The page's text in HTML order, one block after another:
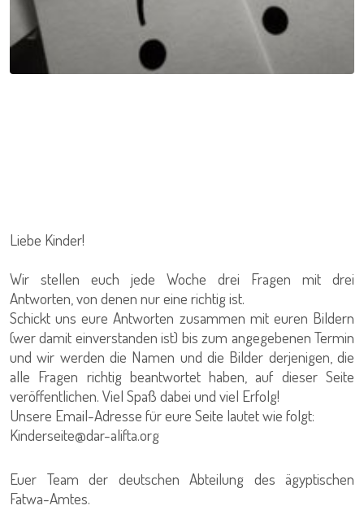
Liebe Kinder!
Wir stellen euch jede Woche drei Fragen mit drei
Antworten, von denen nur eine richtig ist.
Schickt uns eure Antworten zusammen mit euren Bildern
(wer damit einverstanden ist) bis zum angegebenen Termin
und wir werden die Namen und die Bilder derjenigen, die
alle Fragen richtig beantwortet haben, auf dieser Seite
veröffentlichen. Viel Spaß dabei und viel Erfolg!
Unsere Email-Adresse für eure Seite lautet wie folgt:
Kinderseite@dar-alifta.org
Euer Team der deutschen Abteilung des ägyptischen
Fatwa-Amtes.